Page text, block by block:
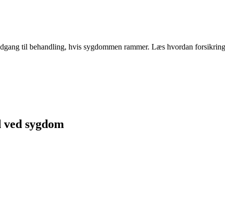
til behandling, hvis sygdommen rammer. Læs hvordan
sygdom